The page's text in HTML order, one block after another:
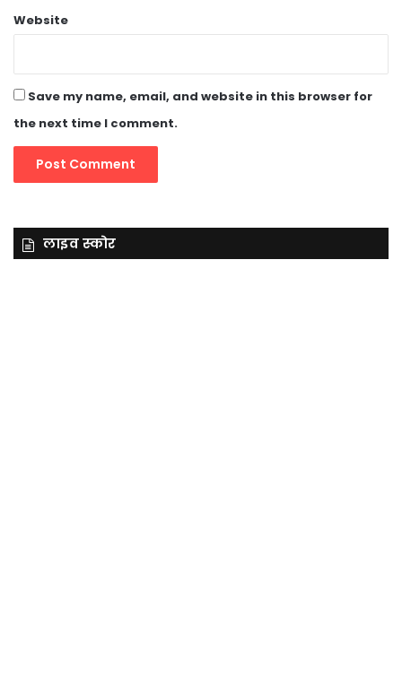
Website
Save my name, email, and website in this browser for
the next time I comment.
लाइव स्कोर